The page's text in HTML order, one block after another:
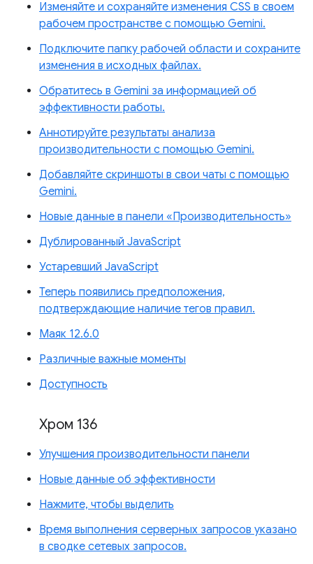
Изменяйте и сохраняйте изменения CSS в своем
рабочем пространстве с помощью Gemini.
Подключите папку рабочей области и сохраните
изменения в исходных файлах.
Обратитесь в Gemini за информацией об
эффективности работы.
Аннотируйте результаты анализа
производительности с помощью Gemini.
Добавляйте скриншоты в свои чаты с помощью
Gemini.
Новые данные в панели «Производительность»
Дублированный JavaScript
Устаревший JavaScript
Теперь появились предположения,
подтверждающие наличие тегов правил.
Маяк 12.6.0
Различные важные моменты
Доступность
Хром 136
Улучшения производительности панели
Новые данные об эффективности
Нажмите, чтобы выделить
Время выполнения серверных запросов указано
в сводке сетевых запросов.